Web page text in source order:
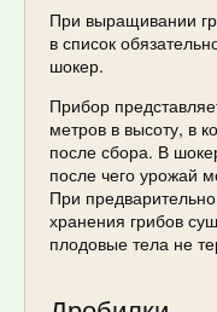
При выращивании
в список
шокер.
Прибор
метров в высоту, в
после сбора. В
после чего урожай
При
хранения грибов
плодовые тела не